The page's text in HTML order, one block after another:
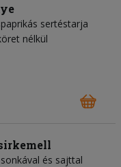
sertéstarja
nélkül
és sajttal